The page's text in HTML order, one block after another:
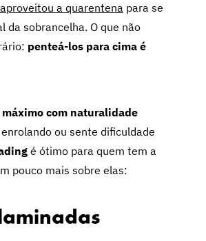
aproveitou a quarentena para se
da sobrancelha. O que não
penteá-los para cima é
com naturalidade
ou sente dificuldade
é ótimo para quem tem a
pouco mais sobre elas: